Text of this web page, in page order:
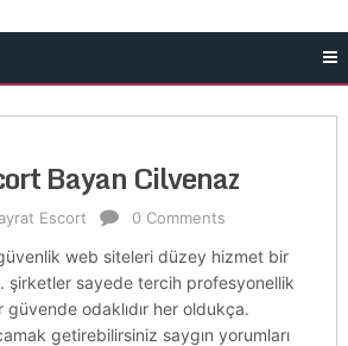
Bayan Cilvenaz
Escort 0 Comments
web siteleri düzey hizmet bir
şirketler sayede tercih profesyonellik
güvende odaklıdır her oldukça.
getirebilirsiniz saygın yorumları